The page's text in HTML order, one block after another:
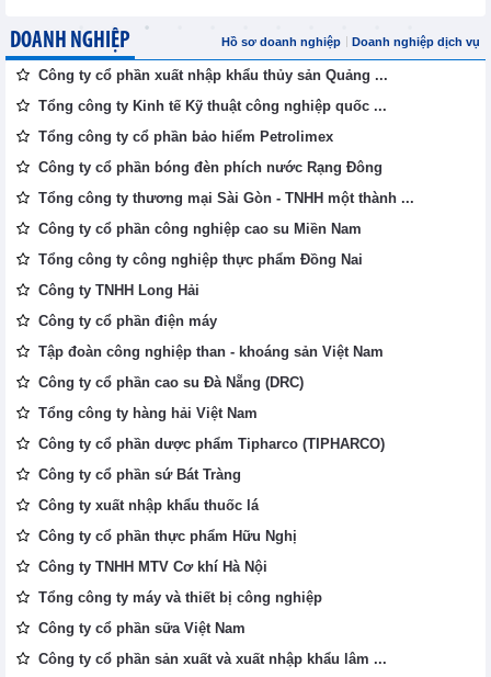
DOANH NGHIỆP Hồ sơ doanh nghiệp Doanh nghiệp dịch vụ
Công ty cổ phần xuất nhập khẩu thủy sản Quảng ...
Tổng công ty Kinh tế Kỹ thuật công nghiệp quốc ...
Tổng công ty cổ phần bảo hiểm Petrolimex
Công ty cổ phần bóng đèn phích nước Rạng Đông
Tổng công ty thương mại Sài Gòn - TNHH một thành ...
Công ty cổ phần công nghiệp cao su Miền Nam
Tổng công ty công nghiệp thực phẩm Đồng Nai
Công ty TNHH Long Hải
Công ty cổ phần điện máy
Tập đoàn công nghiệp than - khoáng sản Việt Nam
Công ty cổ phần cao su Đà Nẵng (DRC)
Tổng công ty hàng hải Việt Nam
Công ty cổ phần dược phẩm Tipharco (TIPHARCO)
Công ty cổ phần sứ Bát Tràng
Công ty xuất nhập khẩu thuốc lá
Công ty cổ phần thực phẩm Hữu Nghị
Công ty TNHH MTV Cơ khí Hà Nội
Tổng công ty máy và thiết bị công nghiệp
Công ty cổ phần sữa Việt Nam
Công ty cổ phần sản xuất và xuất nhập khẩu lâm ...